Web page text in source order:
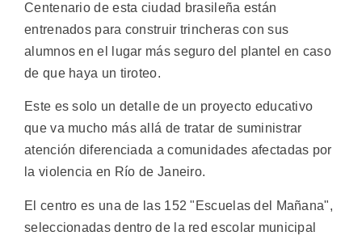
Centenario de esta ciudad brasileña están
entrenados para construir trincheras con sus
alumnos en el lugar más seguro del plantel en caso
de que haya un tiroteo.
Este es solo un detalle de un proyecto educativo
que va mucho más allá de tratar de suministrar
atención diferenciada a comunidades afectadas por
la violencia en Río de Janeiro.
El centro es una de las 152 "Escuelas del Mañana",
seleccionadas dentro de la red escolar municipal